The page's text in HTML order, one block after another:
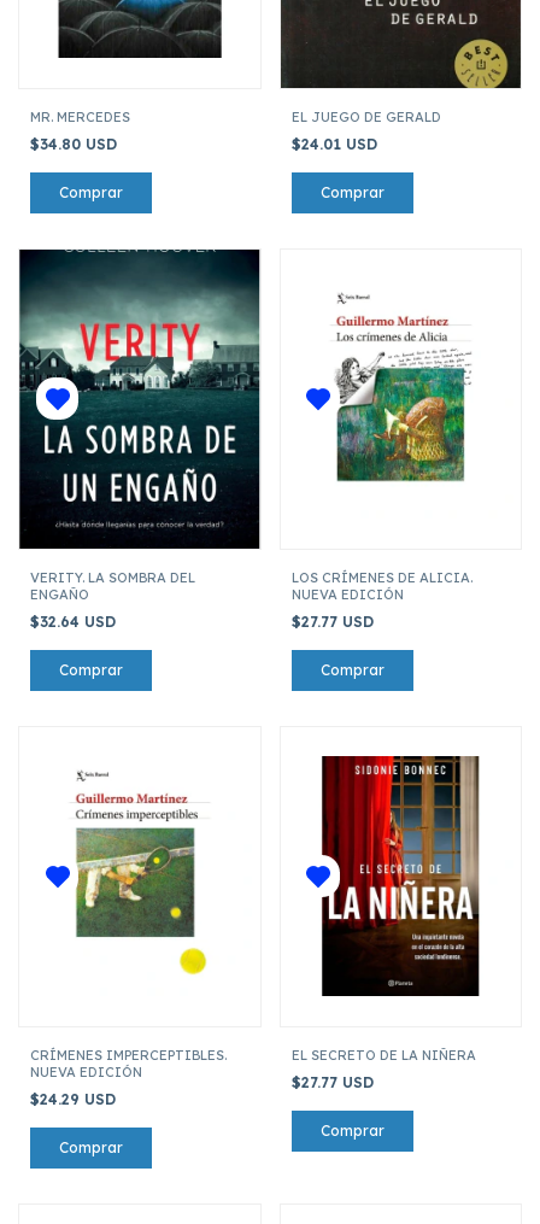
MR. MERCEDES
$34.80 USD
EL JUEGO DE GERALD
$24.01 USD
VERITY. LA SOMBRA DEL
ENGAÑO
$32.64 USD
LOS CRÍMENES DE ALICIA.
NUEVA EDICIÓN
$27.77 USD
CRÍMENES IMPERCEPTIBLES.
NUEVA EDICIÓN
$24.29 USD
EL SECRETO DE LA NIÑERA
$27.77 USD